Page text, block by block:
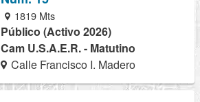
1819 Mts
Público (Activo 2026)
Cam U.S.A.E.R. - Matutino
Calle Francisco I. Madero